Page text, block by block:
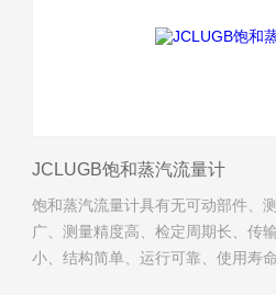
JCLUGB饱和蒸汽流量计
饱和蒸汽流量计具有无可动部件、
广、测量精度高、检定周期长、传
小、结构简单、运行可靠、使用寿